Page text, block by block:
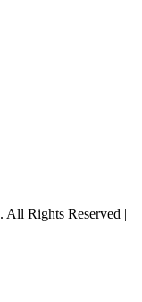
. All Rights Reserved |